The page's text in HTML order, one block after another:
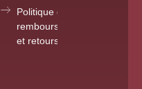
Politique de
remboursements
et retours